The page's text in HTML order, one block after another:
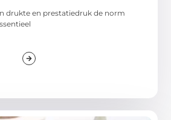
drukte en prestatiedruk de norm